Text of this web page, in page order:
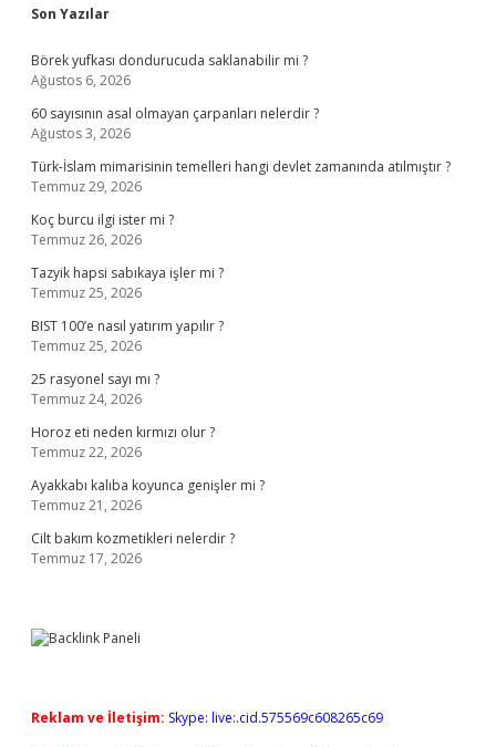
Sidebar
Son Yazılar
Börek yufkası dondurucuda saklanabilir mi ?
Ağustos 6, 2026
60 sayısının asal olmayan çarpanları nelerdir ?
Ağustos 3, 2026
Türk-İslam mimarisinin temelleri hangi devlet zamanında atılmıştır ?
Temmuz 29, 2026
Koç burcu ilgi ister mi ?
Temmuz 26, 2026
Tazyik hapsi sabıkaya işler mi ?
Temmuz 25, 2026
BIST 100’e nasıl yatırım yapılır ?
Temmuz 25, 2026
25 rasyonel sayı mı ?
Temmuz 24, 2026
Horoz eti neden kırmızı olur ?
Temmuz 22, 2026
Ayakkabı kalıba koyunca genişler mi ?
Temmuz 21, 2026
Cilt bakım kozmetikleri nelerdir ?
Temmuz 17, 2026
Reklam ve İletişim: Skype: live:.cid.575569c608265c69